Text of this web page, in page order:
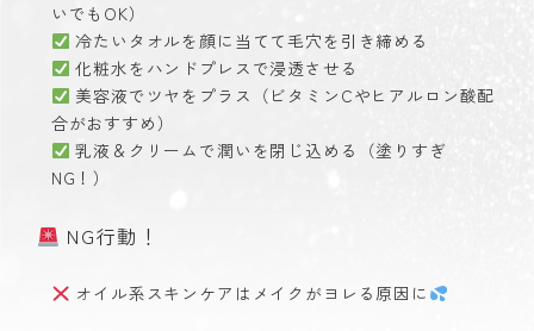
いでもOK）
冷たいタオルを顔に当てて毛穴を引き締める
化粧水をハンドプレスで浸透させる
美容液でツヤをプラス（ビタミンCやヒアルロン酸配
合がおすすめ）
乳液＆クリームで潤いを閉じ込める（塗りすぎ
NG！）
NG行動！
オイル系スキンケアはメイクがヨレる原因に